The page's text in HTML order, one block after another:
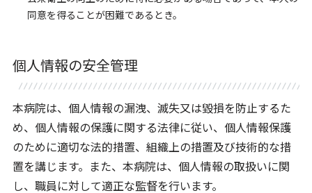
同意を得ることが困難であるとき。
個人情報の安全管理
本病院は、個人情報の漏洩、滅失又は毀損を防止するた
め、個人情報の保護に関する法律に従い、個人情報保護
のために適切な法的措置、組織上の措置及び技術的な措
置を講じます。また、本病院は、個人情報の取扱いに関
し、職員に対して適正な監督を行います。